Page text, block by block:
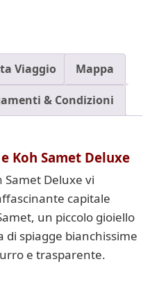
Viaggio Mappa
& Condizioni
Koh Samet Deluxe
Deluxe vi
capitale
un piccolo gioiello
di spiagge bianchissime
e trasparente.